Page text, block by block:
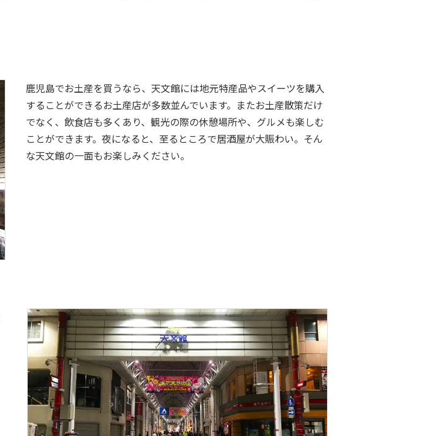
鹿児島でお土産を買うなら、天文館には地元特産品やスイーツを購入
することができるお土産店が多数並んでいます。またお土産散策だけ
でなく、飲食店も多くあり、観光の際の休憩場所や、グルメも楽しむ
ことができます。夜になると、至るところで居酒屋が大賑わい。そん
な天文館の一面もお楽しみください。